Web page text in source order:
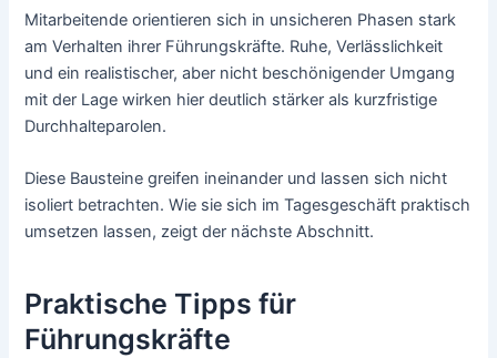
Mitarbeitende orientieren sich in unsicheren Phasen stark
am Verhalten ihrer Führungskräfte. Ruhe, Verlässlichkeit
und ein realistischer, aber nicht beschönigender Umgang
mit der Lage wirken hier deutlich stärker als kurzfristige
Durchhalteparolen.
Diese Bausteine greifen ineinander und lassen sich nicht
isoliert betrachten. Wie sie sich im Tagesgeschäft praktisch
umsetzen lassen, zeigt der nächste Abschnitt.
Praktische Tipps für
Führungskräfte